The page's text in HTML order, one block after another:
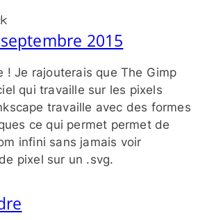
2015
! Je rajouterais que The Gimp
qui travaille sur les pixels
travaille avec des formes
ce qui permet permet de
infini sans jamais voir
pixel sur un .svg.